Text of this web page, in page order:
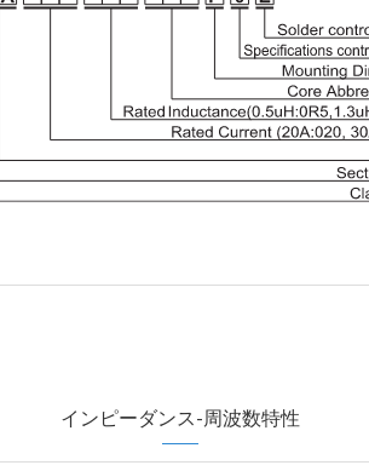
インピーダンス-周波数特性